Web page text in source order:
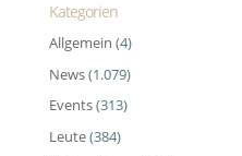
Kategorien
Allgemein (4)
News(1.079)
Events(313)
Leute(384)